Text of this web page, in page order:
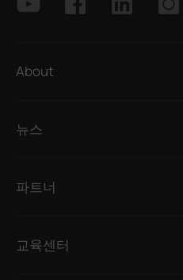
About
뉴스
파트너
교육센터